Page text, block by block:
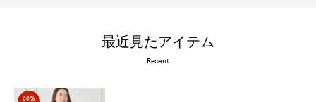
最近見たアイテム
Recent
60%